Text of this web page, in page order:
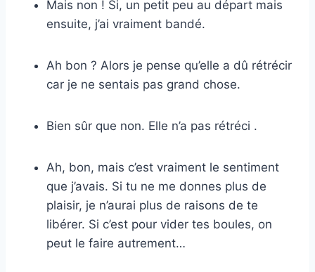
Mais non ! Si, un petit peu au départ mais
ensuite, j’ai vraiment bandé.
Ah bon ? Alors je pense qu’elle a dû rétrécir
car je ne sentais pas grand chose.
Bien sûr que non. Elle n’a pas rétréci .
Ah, bon, mais c’est vraiment le sentiment
que j’avais. Si tu ne me donnes plus de
plaisir, je n’aurai plus de raisons de te
libérer. Si c’est pour vider tes boules, on
peut le faire autrement…